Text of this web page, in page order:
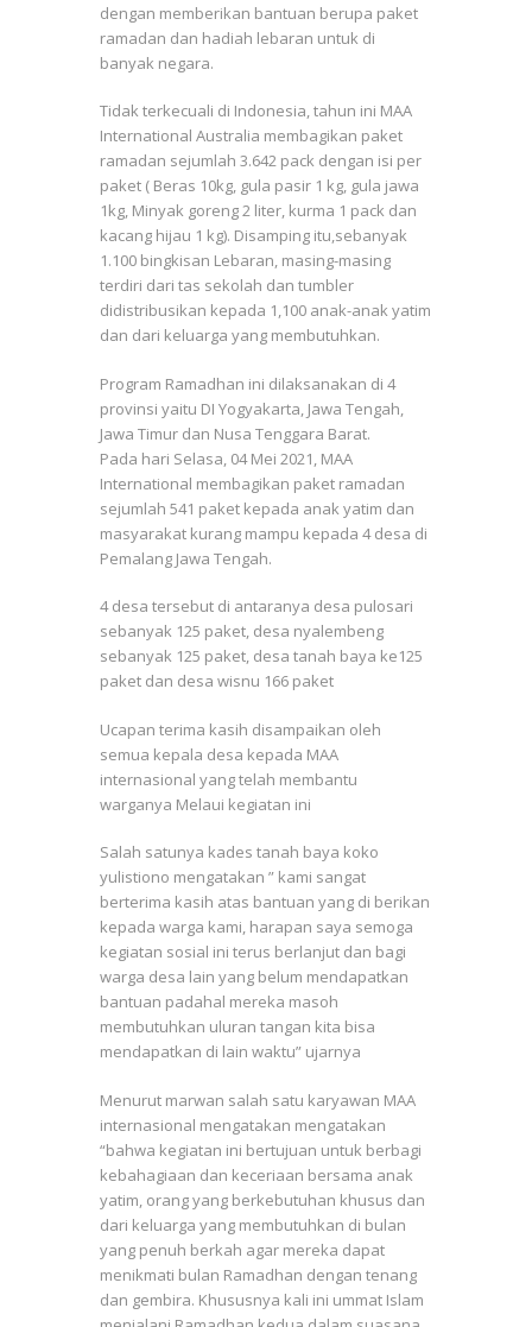
dengan memberikan bantuan berupa paket
ramadan dan hadiah lebaran untuk di
banyak negara.
Tidak terkecuali di Indonesia, tahun ini MAA
International Australia membagikan paket
ramadan sejumlah 3.642 pack dengan isi per
paket ( Beras 10kg, gula pasir 1 kg, gula jawa
1kg, Minyak goreng 2 liter, kurma 1 pack dan
kacang hijau 1 kg). Disamping itu,sebanyak
1.100 bingkisan Lebaran, masing-masing
terdiri dari tas sekolah dan tumbler
didistribusikan kepada 1,100 anak-anak yatim
dan dari keluarga yang membutuhkan.
Program Ramadhan ini dilaksanakan di 4
provinsi yaitu DI Yogyakarta, Jawa Tengah,
Jawa Timur dan Nusa Tenggara Barat.
Pada hari Selasa, 04 Mei 2021, MAA
International membagikan paket ramadan
sejumlah 541 paket kepada anak yatim dan
masyarakat kurang mampu kepada 4 desa di
Pemalang Jawa Tengah.
4 desa tersebut di antaranya desa pulosari
sebanyak 125 paket, desa nyalembeng
sebanyak 125 paket, desa tanah baya ke125
paket dan desa wisnu 166 paket
Ucapan terima kasih disampaikan oleh
semua kepala desa kepada MAA
internasional yang telah membantu
warganya Melaui kegiatan ini
Salah satunya kades tanah baya koko
yulistiono mengatakan ” kami sangat
berterima kasih atas bantuan yang di berikan
kepada warga kami, harapan saya semoga
kegiatan sosial ini terus berlanjut dan bagi
warga desa lain yang belum mendapatkan
bantuan padahal mereka masoh
membutuhkan uluran tangan kita bisa
mendapatkan di lain waktu” ujarnya
Menurut marwan salah satu karyawan MAA
internasional mengatakan mengatakan
“bahwa kegiatan ini bertujuan untuk berbagi
kebahagiaan dan keceriaan bersama anak
yatim, orang yang berkebutuhan khusus dan
dari keluarga yang membutuhkan di bulan
yang penuh berkah agar mereka dapat
menikmati bulan Ramadhan dengan tenang
dan gembira. Khususnya kali ini ummat Islam